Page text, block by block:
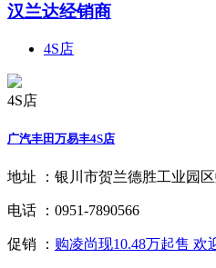
汉兰达经销商
4S店
4S店
广汽丰田万易丰4S店
地址 ： 银川市贺兰德胜工业园
电话 ： 0951-7890566
促销 ： 购凌尚现10.48万起售 欢